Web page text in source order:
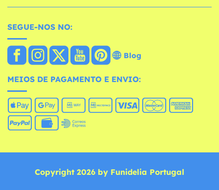
SEGUE-NOS NO:
Blog
MEIOS DE PAGAMENTO E ENVIO:
Copyright 2026 by Funidelia Portugal